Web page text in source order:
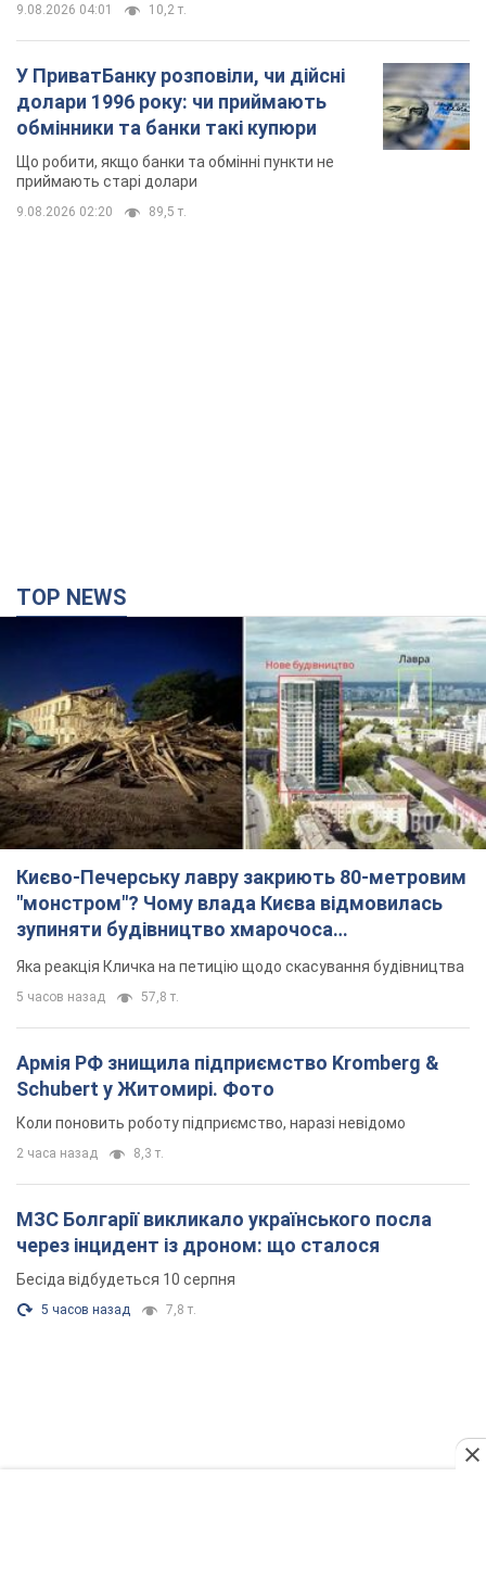
9.08.2026 04:01 10,2 т.
У ПриватБанку розповіли, чи дійсні
долари 1996 року: чи приймають
обмінники та банки такі купюри
Що робити, якщо банки та обмінні пункти не
приймають старі долари
9.08.2026 02:20 89,5 т.
TOP NEWS
Києво-Печерську лавру закриють 80-метровим
"монстром"? Чому влада Києва відмовилась
зупиняти будівництво хмарочоса
"московського вірянина"
Яка реакція Кличка на петицію щодо скасування будівництва
5 часов назад 57,8 т.
Армія РФ знищила підприємство Kromberg &
Schubert у Житомирі. Фото
Коли поновить роботу підприємство, наразі невідомо
2 часа назад 8,3 т.
МЗС Болгарії викликало українського посла
через інцидент із дроном: що сталося
Бесіда відбудеться 10 серпня
5 часов назад 7,8 т.